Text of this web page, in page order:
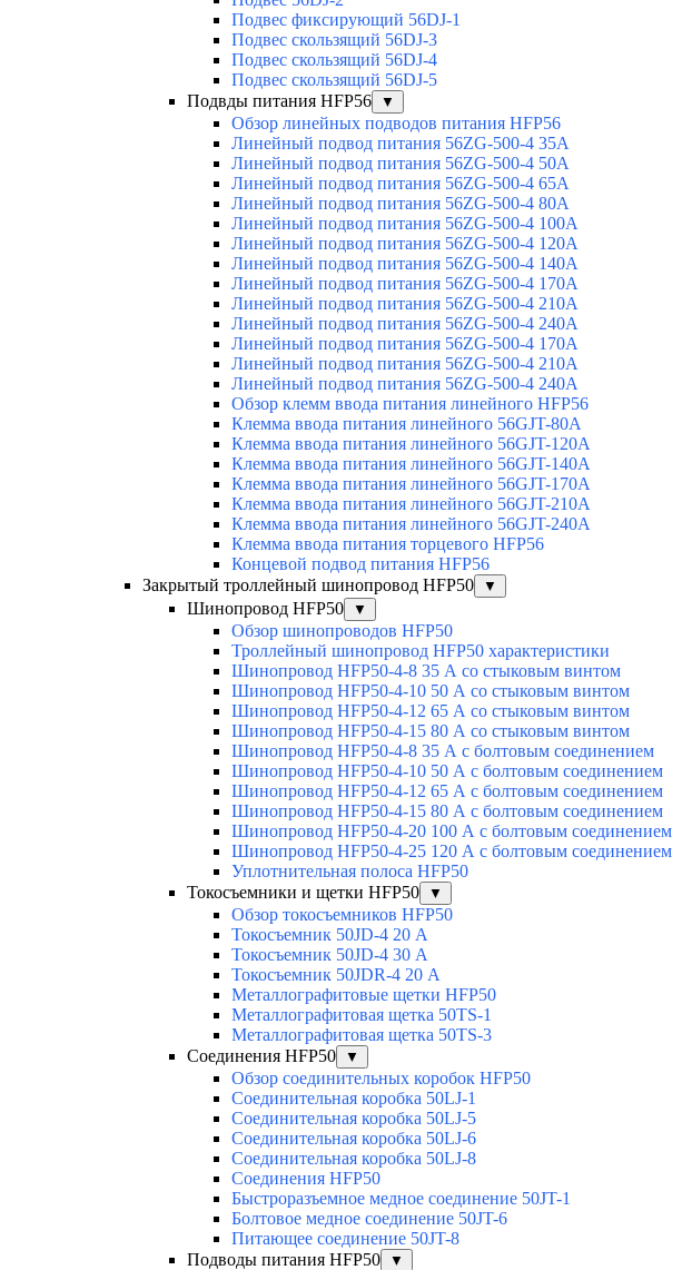
Подвес фиксирующий 56DJ-1
Подвес скользящий 56DJ-3
Подвес скользящий 56DJ-4
Подвес скользящий 56DJ-5
Подвды питания HFP56
▼
Обзор линейных подводов питания HFP56
Линейный подвод питания 56ZG-500-4 35A
Линейный подвод питания 56ZG-500-4 50A
Линейный подвод питания 56ZG-500-4 65A
Линейный подвод питания 56ZG-500-4 80A
Линейный подвод питания 56ZG-500-4 100A
Линейный подвод питания 56ZG-500-4 120A
Линейный подвод питания 56ZG-500-4 140A
Линейный подвод питания 56ZG-500-4 170A
Линейный подвод питания 56ZG-500-4 210A
Линейный подвод питания 56ZG-500-4 240A
Линейный подвод питания 56ZG-500-4 170A
Линейный подвод питания 56ZG-500-4 210A
Линейный подвод питания 56ZG-500-4 240A
Обзор клемм ввода питания линейного HFP56
Клемма ввода питания линейного 56GJT-80A
Клемма ввода питания линейного 56GJT-120A
Клемма ввода питания линейного 56GJT-140A
Клемма ввода питания линейного 56GJT-170A
Клемма ввода питания линейного 56GJT-210A
Клемма ввода питания линейного 56GJT-240A
Клемма ввода питания торцевого HFP56
Концевой подвод питания HFP56
Закрытый троллейный шинопровод HFP50
▼
Шинопровод HFP50 ▼
Обзор шинопроводов HFP50
Троллейный шинопровод HFP50 характеристики
Шинопровод HFP50-4-8 35 А со стыковым винтом
Шинопровод HFP50-4-10 50 А со стыковым винтом
Шинопровод HFP50-4-12 65 А со стыковым винтом
Шинопровод HFP50-4-15 80 А со стыковым винтом
Шинопровод HFP50-4-8 35 А с болтовым соединением
Шинопровод HFP50-4-10 50 А с болтовым соединением
Шинопровод HFP50-4-12 65 А с болтовым соединением
Шинопровод HFP50-4-15 80 А с болтовым соединением
Шинопровод HFP50-4-20 100 А с болтовым соединением
Шинопровод HFP50-4-25 120 А с болтовым соединением
Уплотнительная полоса HFP50
Токосъемники и щетки HFP50
▼
Обзор токосъемников HFP50
Токосъемник 50JD-4 20 А
Токосъемник 50JD-4 30 А
Токосъемник 50JDR-4 20 А
Металлографитовые щетки HFP50
Металлографитовая щетка 50TS-1
Металлографитовая щетка 50TS-3
Соединения HFP50
▼
Обзор соединительных коробок HFP50
Соединительная коробка 50LJ-1
Соединительная коробка 50LJ-5
Соединительная коробка 50LJ-6
Соединительная коробка 50LJ-8
Соединения HFP50
Быстроразъемное медное соединение 50JT-1
Болтовое медное соединение 50JT-6
Питающее соединение 50JT-8
Подводы питания HFP50
▼